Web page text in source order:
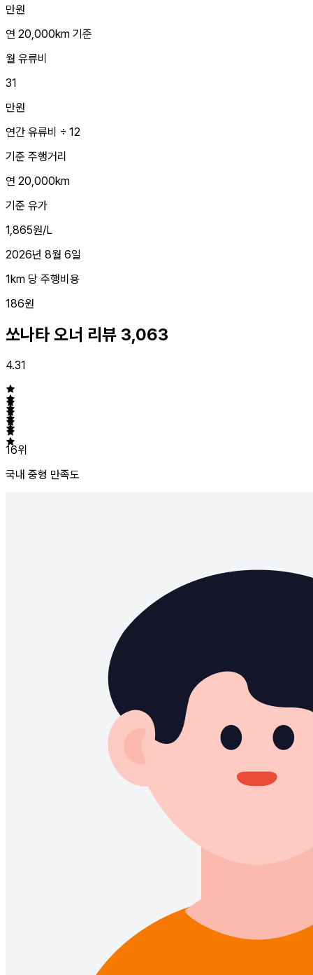
만원
연 20,000km 기준
월 유류비
31
만원
연간 유류비 ÷ 12
기준 주행거리
연 20,000km
기준 유가
1,865원/L
2026년 8월 6일
1km 당 주행비용
186원
쏘나타 오너 리뷰 3,063
4.31
16위
국내 중형 만족도